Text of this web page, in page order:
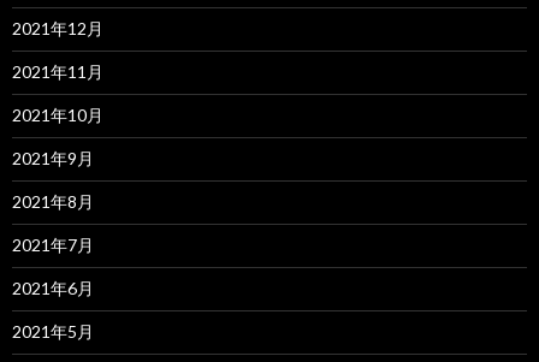
2021年12月
2021年11月
2021年10月
2021年9月
2021年8月
2021年7月
2021年6月
2021年5月